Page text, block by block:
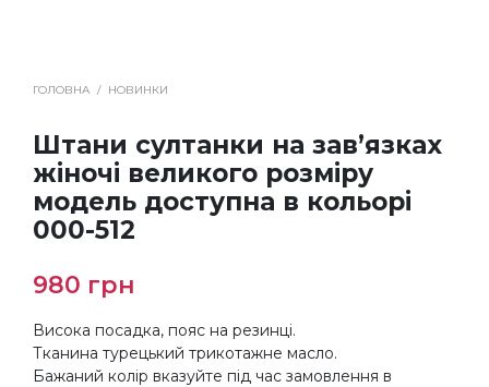
ГОЛОВНА / НОВИНКИ
Штани султанки на зав’язках
жіночі великого розміру
модель доступна в кольорі
000-512
980 грн
Висока посадка, пояс на резинці.
Тканина турецький трикотажне масло.
Бажаний колір вказуйте під час замовлення в